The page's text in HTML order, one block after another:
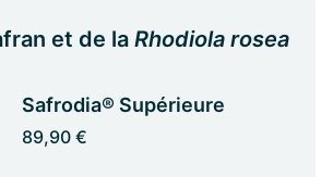
et de la Rhodiola rosea
Safrodia® Supérieure
89,90 €